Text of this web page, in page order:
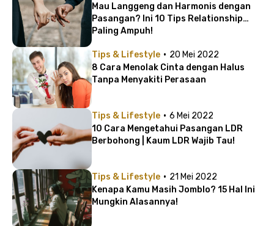
Mau Langgeng dan Harmonis dengan
Pasangan? Ini 10 Tips Relationship
Paling Ampuh!
Tips & Lifestyle · 20 Mei 2022
8 Cara Menolak Cinta dengan Halus
Tanpa Menyakiti Perasaan
Tips & Lifestyle · 6 Mei 2022
10 Cara Mengetahui Pasangan LDR
Berbohong | Kaum LDR Wajib Tau!
Tips & Lifestyle · 21 Mei 2022
Kenapa Kamu Masih Jomblo? 15 Hal Ini
Mungkin Alasannya!